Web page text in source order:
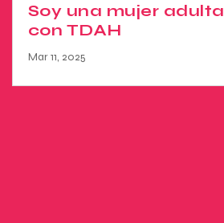
Soy una mujer adulta
con TDAH
Mar 11, 2025